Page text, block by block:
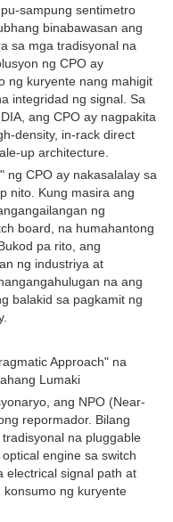
sampung sentimetro
binabawasan ang
sa mga tradisyonal na
ng CPO ay
ng kuryente nang mahigit
integridad ng signal. Sa
ang CPO ay nagpakita
density, in-rack direct
up architecture.
ng CPO ay nakasalalay sa
nito. Kung masira ang
ng
board, na humahantong
pa rito, ang
ng industriya at
na ang
balakid sa pagkamit ng
Approach" na
Lumaki
ang NPO (Near-
repormador. Bilang
na pluggable
engine sa switch
electrical signal path at
ng kuryente